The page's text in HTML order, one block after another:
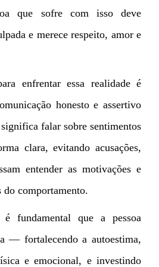
que sofre com isso deve
e merece respeito, amor e
enfrentar essa realidade é
honesto e assertivo
falar sobre sentimentos
clara, evitando acusações,
entender as motivações e
do comportamento.
fundamental que a pessoa
— fortalecendo a autoestima,
e emocional, e investindo